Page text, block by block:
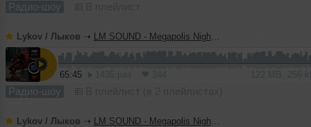
Радио-шоу
Lykov / Лыков ➝ LM SOUND - Megapolis Night 07.07.2026
65:45
Радио-шоу
Lykov / Лыков ➝ LM SOUND - Megapolis Night 30.06.2026